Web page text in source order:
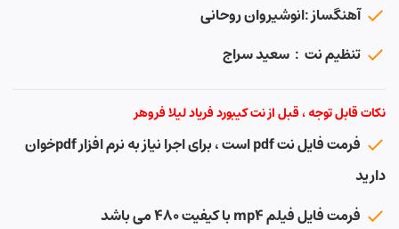
آهنگساز :انوشیروان روحانی
تنظیم نت : سعید سراج
نکات قابل توجه ، قبل از نت کیبورد فریاد لیلا فروهر
فرمت فایل نت pdf است ، برای اجرا نیاز به نرم افزار pdfخوان
دارید
فرمت فایل فیلم mp4 با کیفیت ۴۸۰ می باشد